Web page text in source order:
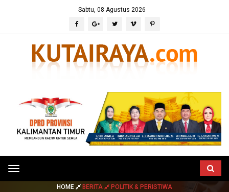
Sabtu, 08 Agustus 2026
Toggle
navigation
HOME BERITA POLITIK & PERISTIWA